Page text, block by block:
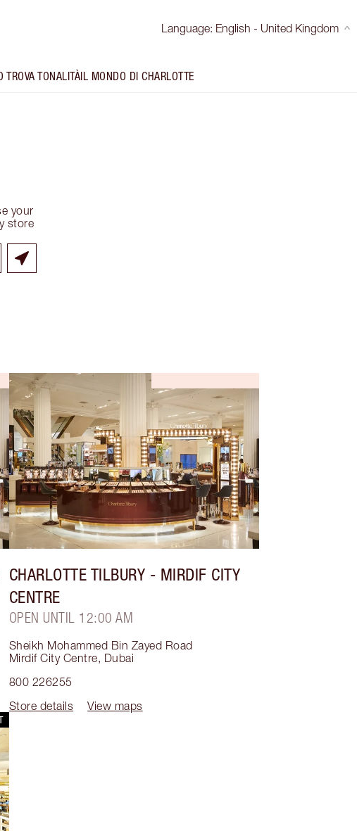
Language: English - United Kingdom
TROVA TONALITÀIL MONDO DI CHARLOTTE
your
store
CHARLOTTE TILBURY - MIRDIF CITY
CENTRE
OPEN UNTIL 12:00 AM
Sheikh Mohammed Bin Zayed Road
Mirdif City Centre, Dubai
800 226255
Store details
View maps